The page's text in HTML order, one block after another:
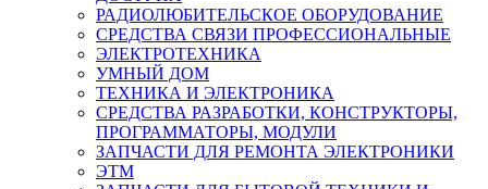
РАДИОЛЮБИТЕЛЬСКОЕ ОБОРУДОВАНИЕ
СРЕДСТВА СВЯЗИ ПРОФЕССИОНАЛЬНЫЕ
ЭЛЕКТРОТЕХНИКА
УМНЫЙ ДОМ
ТЕХНИКА И ЭЛЕКТРОНИКА
СРЕДСТВА РАЗРАБОТКИ, КОНСТРУКТОРЫ,
ПРОГРАММАТОРЫ, МОДУЛИ
ЗАПЧАСТИ ДЛЯ РЕМОНТА ЭЛЕКТРОНИКИ
ЭТМ